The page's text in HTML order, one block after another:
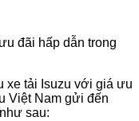
đãi hấp dẫn trong
xe tải Isuzu với giá ưu
Việt Nam gửi đến
sau: